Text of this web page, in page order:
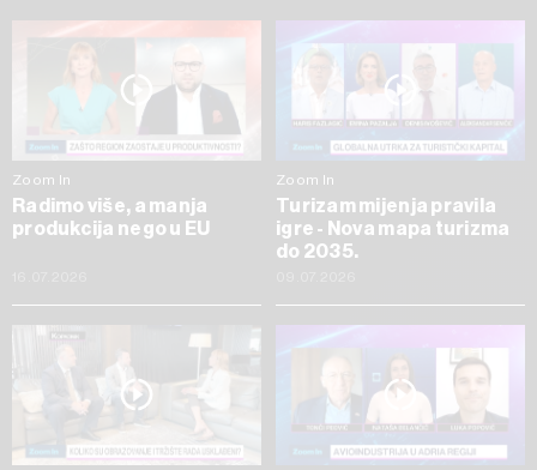
Zoom In
Radimo više, a manja
produkcija nego u EU
Zoom In
Turizam mijenja pravila
igre - Nova mapa turizma
do 2035.